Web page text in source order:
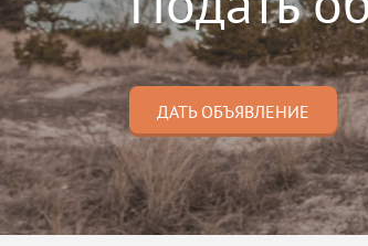
ДАТЬ ОБЪЯВЛЕНИЕ